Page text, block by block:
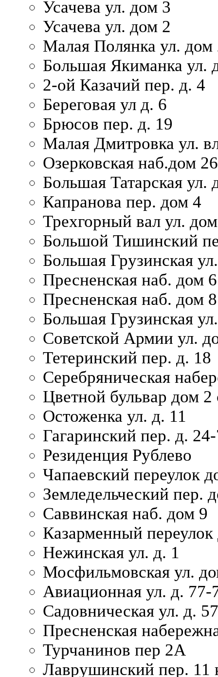
Усачева ул. дом 3
Усачева ул. дом 2
Малая Полянка ул. дом
Большая Якиманка ул.
2-ой Казачий пер. д. 4
Береговая ул д. 6
Брюсов пер. д. 19
Малая Дмитровка ул.
Озерковская наб.дом 26
Большая Татарская ул.
Капранова пер. дом 4
Трехгорный вал ул.
Большой Тишинский
Большая Грузинская
Пресненская наб. дом
Пресненская наб. дом 8
Большая Грузинская
Советской Армии ул.
Тетеринский пер. д. 18
Серебряническая
Цветной бульвар дом 2
Остоженка ул. д. 11
Гагаринский пер. д.
Резиденция Рублево
Чапаевский переулок
Земледельческий пер.
Саввинская наб. дом 9
Казарменный переулок
Нежинская ул. д. 1
Мосфильмовская ул.
Авиационная ул. д. 77-
Садовническая ул. д.
Пресненская
Турчанинов пер 2А
Лаврушинский пер. 11